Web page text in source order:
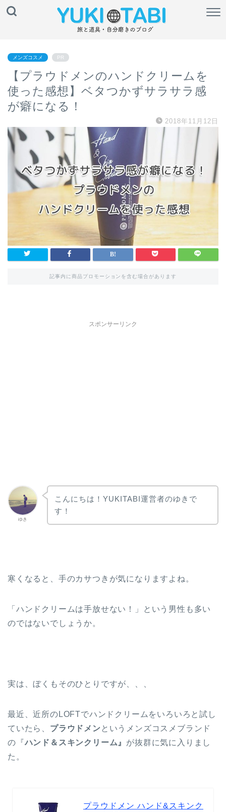
メンズコスメ PR
【プラウドメンのハンドクリームを
使った感想】ベタつかずサラサラ感
が癖になる！
2018年11月12日
記事内に商品プロモーションを含む場合があります
スポンサーリンク
ゆき
こんにちは！YUKITABI運営者のゆきで
す！
寒くなると、手のカサつきが気になりますよね。
「ハンドクリームは手放せない！」という男性も多い
のではないでしょうか。
実は、ぼくもそのひとりですが、、、
最近、近所のLOFTでハンドクリームをいろいろと試し
ていたら、 プラウドメン というメンズコスメブランド
の『ハンド＆スキンクリーム』 が抜群に気に入りまし
た。
プラウドメン ハンド&スキンク